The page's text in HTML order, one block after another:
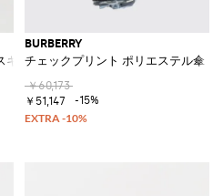
キーホルダー
BURBERRY
チェックプリント ポリエステル傘
￥60,173
￥51,147
-15%